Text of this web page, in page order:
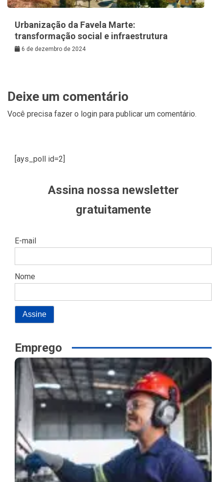
Urbanização da Favela Marte:
transformação social e infraestrutura
6 de dezembro de 2024
Deixe um comentário
Você precisa fazer o login para publicar um comentário.
[ays_poll id=2]
Assina nossa newsletter
gratuitamente
E-mail
Nome
Emprego